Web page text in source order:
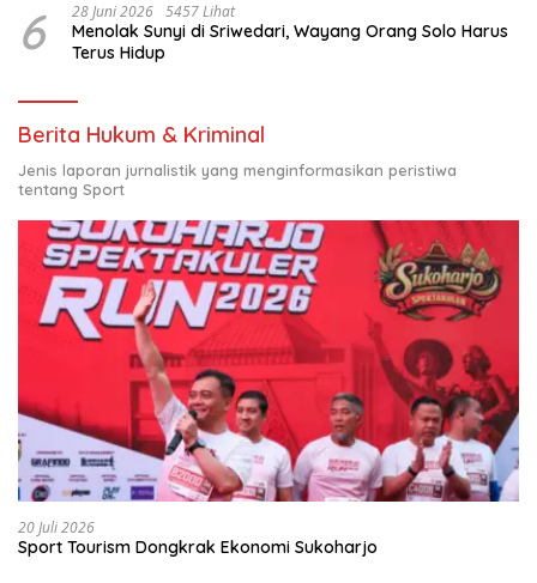
6 28 Juni 2026 5457 Lihat
Menolak Sunyi di Sriwedari, Wayang Orang Solo Harus
Terus Hidup
Berita Hukum & Kriminal
Jenis laporan jurnalistik yang menginformasikan peristiwa
tentang Sport
20 Juli 2026
Sport Tourism Dongkrak Ekonomi Sukoharjo